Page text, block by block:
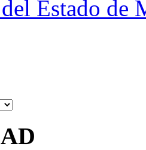
Estado de